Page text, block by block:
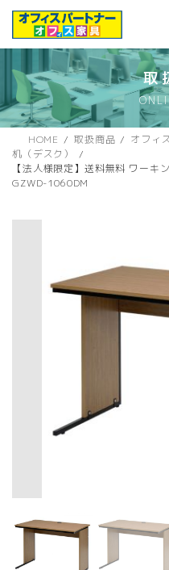
ス
キ
ン
に
取
HOME 取扱商品 オフィ
机（デスク）
【法人様限定】送料無料 ワー
GZWD-1060DM